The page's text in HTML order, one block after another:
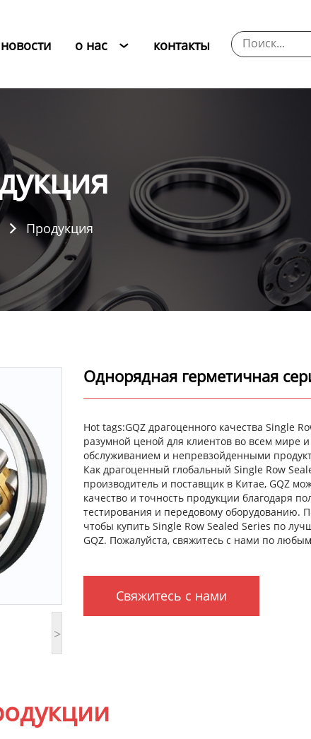
новости о нас  контакты
 Продукция
>
Однорядная герметичная
Hot tags:GQZ драгоценного качества Single
разумной ценой для клиентов во всем мире
обслуживанием и непревзойденными
Как драгоценный глобальный Single Row
производитель и поставщик в Китае, GQZ
качество и точность продукции благодаря
тестирования и передовому оборудованию.
чтобы купить Single Row Sealed Series по
GQZ. Пожалуйста, свяжитесь с нами по
Свяжитесь с нами